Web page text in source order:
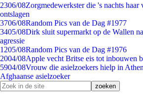
2306/08Zorgmedewerkster die 's nachts haar
ontslagen
3706/08Random Pics van de Dag #1977
3405/08Dirk sluit supermarkt op de Wallen
agressie
1205/08Random Pics van de Dag #1976
2004/08Apple vecht Britse eis tot inbouwen
5904/08Vrouw die asielzoekers hielp in
Afghaanse asielzoeker